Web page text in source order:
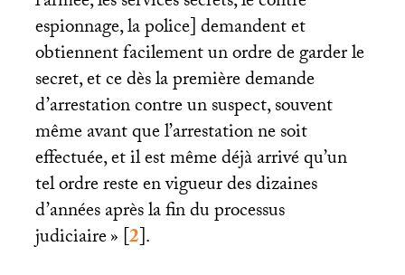
espionnage, la police] demandent et
obtiennent facilement un ordre de garder le
secret, et ce dès la première demande
d’arrestation contre un suspect, souvent
même avant que l’arrestation ne soit
effectuée, et il est même déjà arrivé qu’un
tel ordre reste en vigueur des dizaines
d’années après la fin du processus
judiciaire»[2].